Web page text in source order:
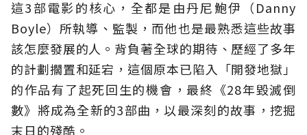
這3部電影的核心，全都是由丹尼鮑伊（Danny
Boyle）所執導、監製，而他也是最熟悉這些故事
該怎麼發展的人。背負著全球的期待、歷經了多年
的計劃擱置和延宕，這個原本已陷入「開發地獄」
的作品有了起死回生的機會，最終《28年毀滅倒
數》將成為全新的3部曲，以最深刻的故事，挖掘
末日的殘酷。